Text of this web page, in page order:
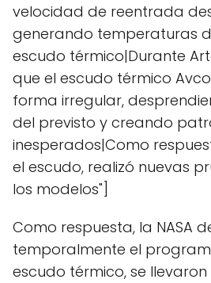
velocidad de reentrada
generando temperaturas
escudo térmico|Durante
que el escudo térmico
forma irregular,
del previsto y creando
inesperados|Como
el escudo, realizó nuevas
los modelos"]
Como respuesta, la NASA
temporalmente el
escudo térmico, se